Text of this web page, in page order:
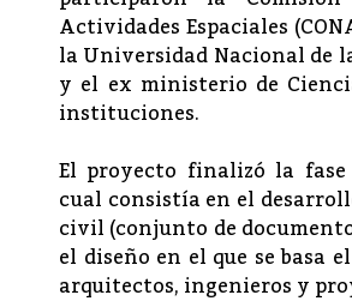
Actividades Espaciales
la Universidad Nacional de
y el ex ministerio de
instituciones.
El proyecto finalizó la
cual consistía en el
civil (conjunto de
el diseño en el que se basa
arquitectos, ingenieros y